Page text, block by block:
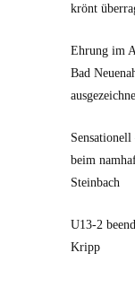
krönt
Ehrung im
Bad
beim
Steinbach
U13-2
Kripp